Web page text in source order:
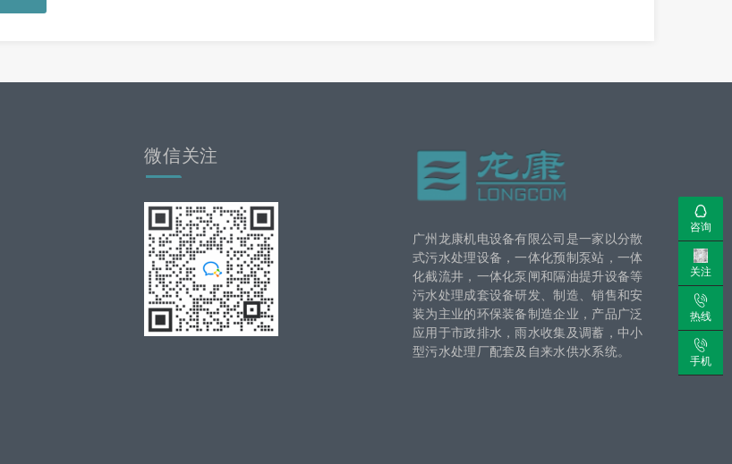
微信关注
广州龙康机电设备有限公司是一家以分散
式污水处理设备，一体化预制泵站，一体
化截流井，一体化泵闸和隔油提升设备等
污水处理成套设备研发、制造、销售和安
装为主业的环保装备制造企业，产品广泛
应用于市政排水，雨水收集及调蓄，中小
型污水处理厂配套及自来水供水系统。
咨询
关注
热线
手机